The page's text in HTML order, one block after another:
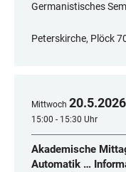
Germanistisches
Peterskirche, Plöck
Mittwoch 20.5.2026
15:00 - 15:30 Uhr
Akademische
Automatik …